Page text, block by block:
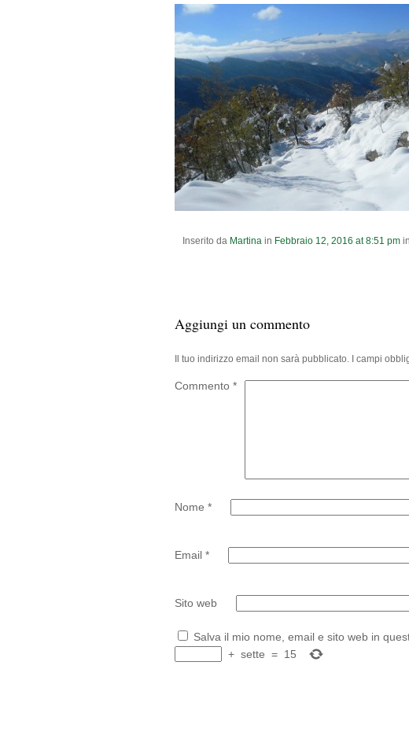
Inserito da Martina in Febbraio 12, 2016 at8:51 pm
Aggiungi un commento
Il tuo indirizzo email non sarà pubblicato. I campi
Commento *
Nome *
Email *
Sito web
Salva il mio nome, email e sito web in
+ sette = 15